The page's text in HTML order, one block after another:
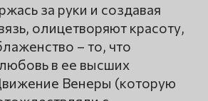
за руки и создавая
олицетворяют красоту,
– то, что
в ее высших
Венеры (которую